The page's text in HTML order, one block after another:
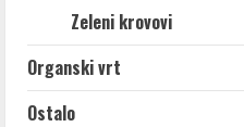
Zeleni krovovi
Organski vrt
Ostalo